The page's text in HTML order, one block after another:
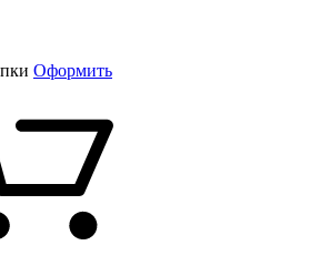
Оформить